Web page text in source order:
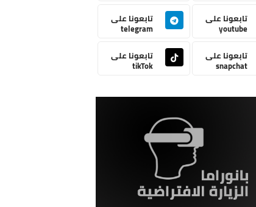
تابعونا على
youtube
تابعونا على
telegram
تابعونا على
snapchat
تابعونا على
tikTok